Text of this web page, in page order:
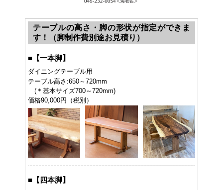
テーブルの高さ・脚の形状が指定ができま
す！（脚制作費別途お見積り）
■ 【一本脚】
ダイニングテーブル用
テーブル高さ:650～720mm
(＊基本サイズ700～720mm)
価格90,000円（税別）
■ 【四本脚】